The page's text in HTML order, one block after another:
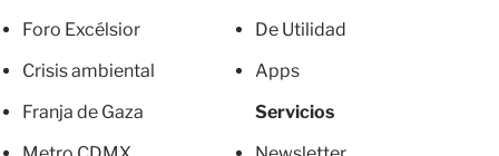
Foro Excélsior
Crisis ambiental
Franja de Gaza
De Utilidad
Apps
Servicios